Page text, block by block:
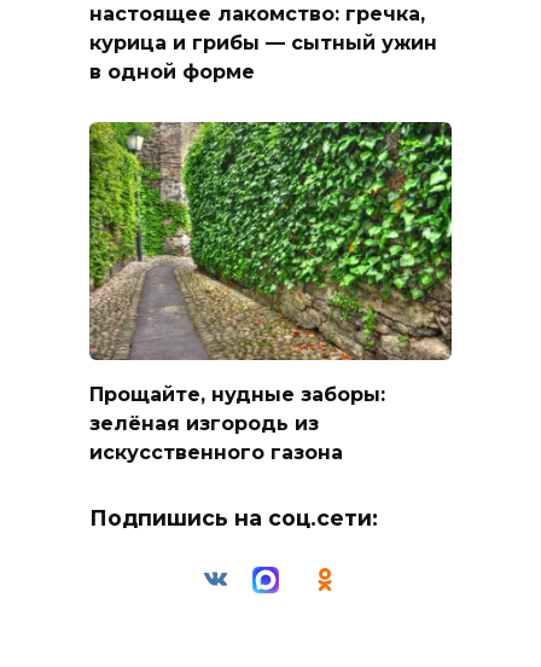
настоящее лакомство: гречка,
курица и грибы — сытный ужин
в одной форме
Прощайте, нудные заборы:
зелёная изгородь из
искусственного газона
Подпишись на соц.сети: